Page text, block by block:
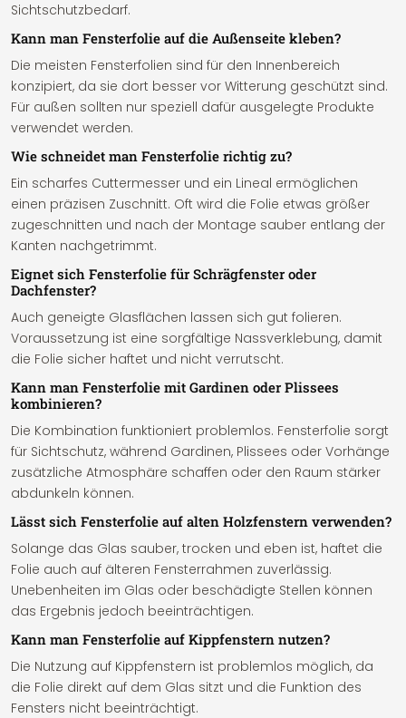
Sichtschutzbedarf.
Kann man Fensterfolie auf die Außenseite kleben?
Die meisten Fensterfolien sind für den Innenbereich
konzipiert, da sie dort besser vor Witterung geschützt sind.
Für außen sollten nur speziell dafür ausgelegte Produkte
verwendet werden.
Wie schneidet man Fensterfolie richtig zu?
Ein scharfes Cuttermesser und ein Lineal ermöglichen
einen präzisen Zuschnitt. Oft wird die Folie etwas größer
zugeschnitten und nach der Montage sauber entlang der
Kanten nachgetrimmt.
Eignet sich Fensterfolie für Schrägfenster oder
Dachfenster?
Auch geneigte Glasflächen lassen sich gut folieren.
Voraussetzung ist eine sorgfältige Nassverklebung, damit
die Folie sicher haftet und nicht verrutscht.
Kann man Fensterfolie mit Gardinen oder Plissees
kombinieren?
Die Kombination funktioniert problemlos. Fensterfolie sorgt
für Sichtschutz, während Gardinen, Plissees oder Vorhänge
zusätzliche Atmosphäre schaffen oder den Raum stärker
abdunkeln können.
Lässt sich Fensterfolie auf alten Holzfenstern verwenden?
Solange das Glas sauber, trocken und eben ist, haftet die
Folie auch auf älteren Fensterrahmen zuverlässig.
Unebenheiten im Glas oder beschädigte Stellen können
das Ergebnis jedoch beeinträchtigen.
Kann man Fensterfolie auf Kippfenstern nutzen?
Die Nutzung auf Kippfenstern ist problemlos möglich, da
die Folie direkt auf dem Glas sitzt und die Funktion des
Fensters nicht beeinträchtigt.